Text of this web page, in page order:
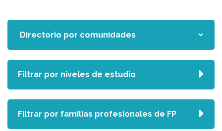
Filtrar por niveles de estudio
Filtrar por familias profesionales de FP